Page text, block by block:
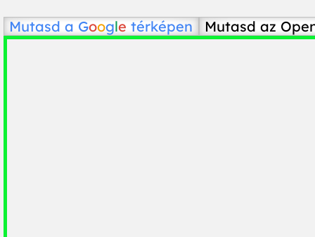
Mutasd a Google térképen Mutasd az